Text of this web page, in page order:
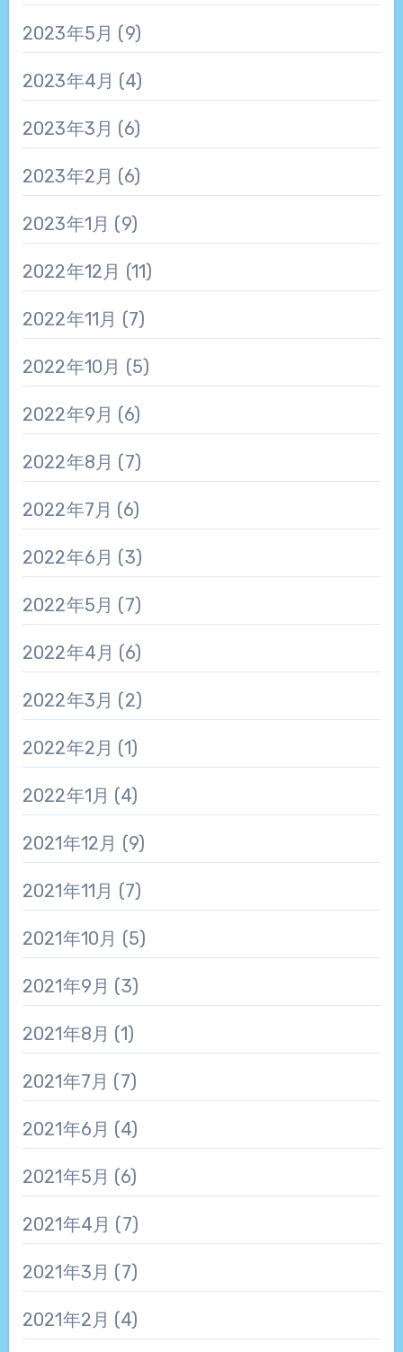
2023年5月 (9)
2023年4月 (4)
2023年3月 (6)
2023年2月 (6)
2023年1月 (9)
2022年12月 (11)
2022年11月 (7)
2022年10月 (5)
2022年9月 (6)
2022年8月 (7)
2022年7月 (6)
2022年6月 (3)
2022年5月 (7)
2022年4月 (6)
2022年3月 (2)
2022年2月 (1)
2022年1月 (4)
2021年12月 (9)
2021年11月 (7)
2021年10月 (5)
2021年9月 (3)
2021年8月 (1)
2021年7月 (7)
2021年6月 (4)
2021年5月 (6)
2021年4月 (7)
2021年3月 (7)
2021年2月 (4)